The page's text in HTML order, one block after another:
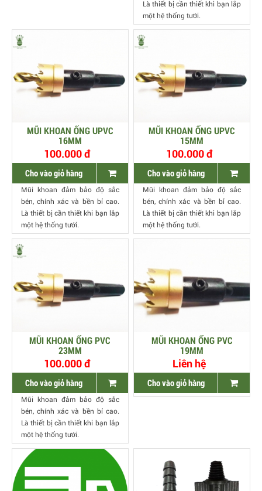
Là thiết bị cần thiết khi bạn lắp
một hệ thống tưới.
MŨI KHOAN ỐNG UPVC
16MM
100.000 đ
Cho vào giỏ hàng
Mũi khoan đảm bảo độ sắc
bén, chính xác và bền bỉ cao.
Là thiết bị cần thiết khi bạn lắp
một hệ thống tưới.
MŨI KHOAN ỐNG UPVC
15MM
100.000 đ
Cho vào giỏ hàng
Mũi khoan đảm bảo độ sắc
bén, chính xác và bền bỉ cao.
Là thiết bị cần thiết khi bạn lắp
một hệ thống tưới.
MŨI KHOAN ỐNG PVC
23MM
100.000 đ
Cho vào giỏ hàng
Mũi khoan đảm bảo độ sắc
bén, chính xác và bền bỉ cao.
Là thiết bị cần thiết khi bạn lắp
một hệ thống tưới.
MŨI KHOAN ỐNG PVC
19MM
Liên hệ
Cho vào giỏ hàng